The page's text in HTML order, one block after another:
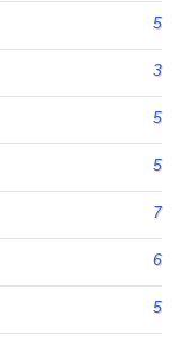
5
3
5
5
7
6
5